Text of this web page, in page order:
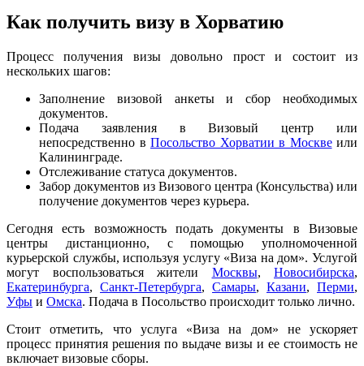
Как получить визу в Хорватию
Процесс получения визы довольно прост и состоит из
нескольких шагов:
Заполнение визовой анкеты и сбор необходимых
документов.
Подача заявления в Визовый центр или
непосредственно в Посольство Хорватии в Москвеили
Калининграде.
Отслеживание статуса документов.
Забор документов из Визового центра (Консульства) или
получение документов через курьера.
Сегодня есть возможность подать документы в Визовые
центры дистанционно, с помощью уполномоченной
курьерской службы, используя услугу «Виза на дом». Услугой
могут воспользоваться жители Москвы, Новосибирска,
Екатеринбурга, Санкт-Петербурга, Самары, Казани, Перми,
Уфы и Омска. Подача в Посольство происходит только лично.
Стоит отметить, что услуга «Виза на дом» не ускоряет
процесс принятия решения по выдаче визы и ее стоимость не
включает визовые сборы.